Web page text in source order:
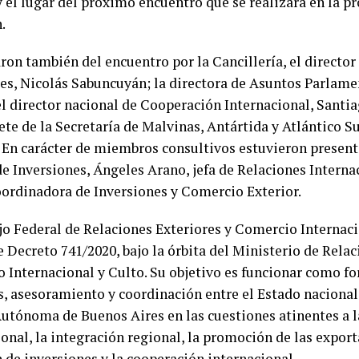
también del encuentro por la Cancillería, el director
Nicolás Sabuncuyán; la directora de Asuntos
director nacional de Cooperación Internacional,
de la Secretaría de Malvinas, Antártida y Atlántico
carácter de miembros consultivos estuvieron
Inversiones, Ángeles Arano, jefa de Relaciones
de Inversiones y Comercio Exterior.
Federal de Relaciones Exteriores y Comercio
Decreto 741/2020, bajo la órbita del Ministerio de
Internacional y Culto. Su objetivo es funcionar como
asesoramiento y coordinación entre el Estado
de Buenos Aires en las cuestiones atinentes a
la integración regional, la promoción de las